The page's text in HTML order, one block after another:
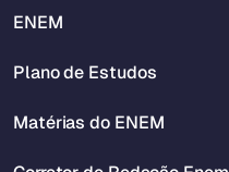
ENEM
Plano de Estudos
Matérias do ENEM